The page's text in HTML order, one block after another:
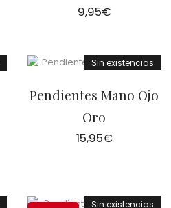
9,95€
Sin existencias
Pendientes Mano Ojo
Oro
15,95€
Sin existencias